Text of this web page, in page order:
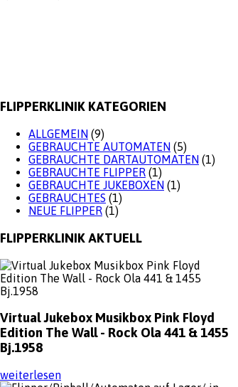
FLIPPERKLINIK KATEGORIEN
ALLGEMEIN (9)
GEBRAUCHTE AUTOMATEN (5)
GEBRAUCHTE DARTAUTOMATEN (1)
GEBRAUCHTE FLIPPER (1)
GEBRAUCHTE JUKEBOXEN (1)
GEBRAUCHTES (1)
NEUE FLIPPER (1)
FLIPPERKLINIK AKTUELL
VirtualJukebox Musikbox Pink Floyd
Edition The Wall - Rock Ola 441 & 1455
Bj.1958
weiterlesen